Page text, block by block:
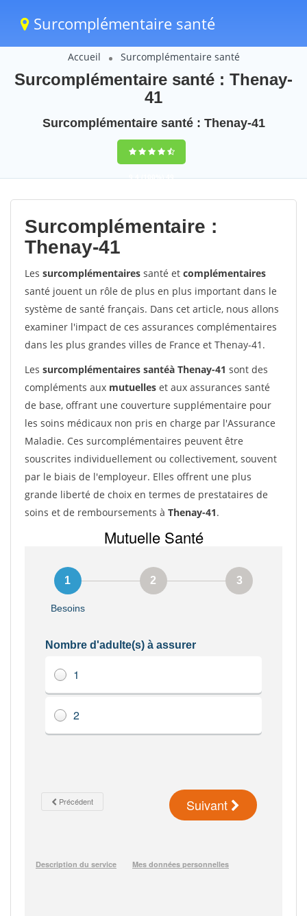
Surcomplémentaire santé
Accueil Surcomplémentaire santé
Surcomplémentaire santé : Thenay-
41
Surcomplémentaire santé : Thenay-41
9,4(100%)49
votes
Surcomplémentaire :
Thenay-41
Les surcomplémentaires santé et complémentaires
santé jouent un rôle de plus en plus important dans le
système de santé français. Dans cet article, nous allons
examiner l'impact de ces assurances complémentaires
dans les plus grandes villes de France et Thenay-41.
Les surcomplémentaires santéà Thenay-41 sont des
compléments aux mutuelles et aux assurances santé
de base, offrant une couverture supplémentaire pour
les soins médicaux non pris en charge par l'Assurance
Maladie. Ces surcomplémentaires peuvent être
souscrites individuellement ou collectivement, souvent
par le biais de l'employeur. Elles offrent une plus
grande liberté de choix en termes de prestataires de
soins et de remboursements à Thenay-41.